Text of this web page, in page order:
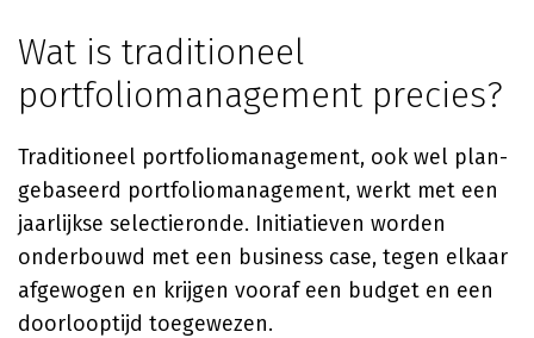
Wat is traditioneel
portfoliomanagement precies?
Traditioneel portfoliomanagement, ook wel plan-
gebaseerd portfoliomanagement, werkt met een
jaarlijkse selectieronde. Initiatieven worden
onderbouwd met een business case, tegen elkaar
afgewogen en krijgen vooraf een budget en een
doorlooptijd toegewezen.